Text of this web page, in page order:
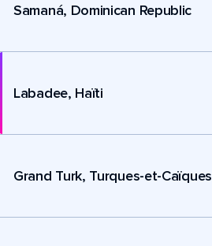
Samaná, Dominican Republic
Labadee, Haïti
Grand Turk, Turques-et-Caïques